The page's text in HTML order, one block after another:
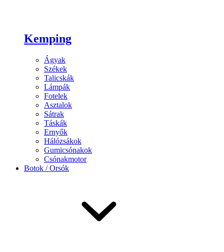
Kemping
Ágyak
Székek
Talicskák
Lámpák
Fotelek
Asztalok
Sátrak
Táskák
Ernyők
Hálózsákok
Gumicsónakok
Csónakmotor
Botok / Orsók